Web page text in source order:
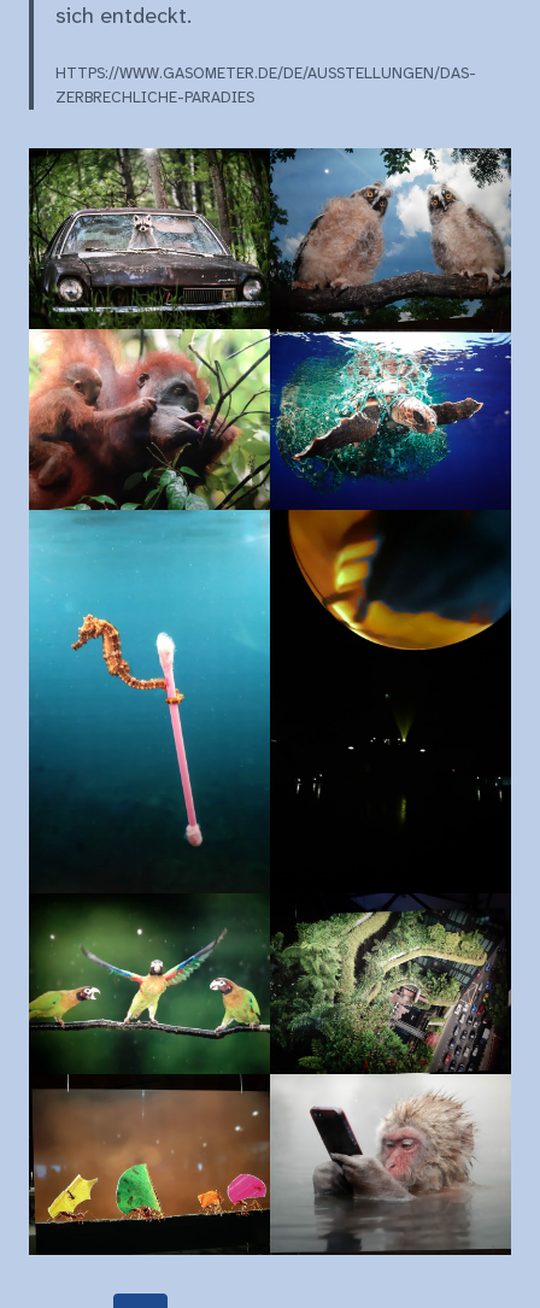
sich entdeckt.
HTTPS://WWW.GASOMETER.DE/DE/AUSSTELLUNGEN/DAS-
ZERBRECHLICHE-PARADIES